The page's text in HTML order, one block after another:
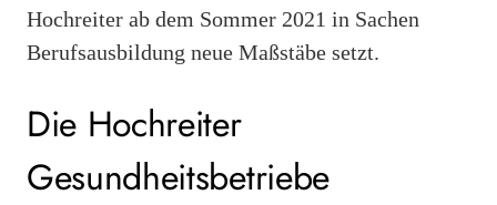
Hochreiter ab dem Sommer 2021 in Sachen
Berufsausbildung neue Maßstäbe setzt.
Die Hochreiter
Gesundheitsbetriebe